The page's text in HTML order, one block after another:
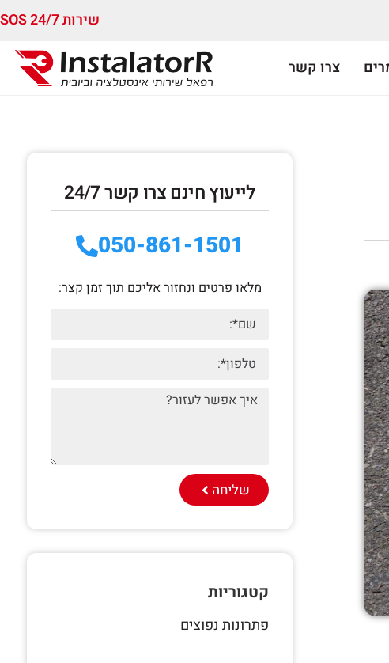
שירות 24/7 SOS
צרו קשר
לייעוץ חינם צרו קשר 24/7
050-861-1501
מלאו פרטים ונחזור אליכם תוך זמן קצר:
שליחה
קטגוריות
פתרונות נפוצים